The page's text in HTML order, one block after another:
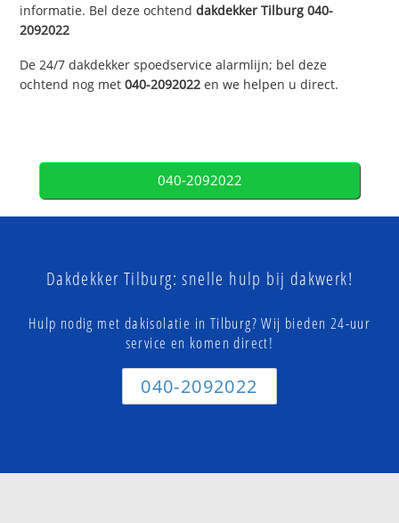
informatie. Bel deze ochtenddakdekkerTilburg 040-
2092022
De 24/7 dakdekker spoedservice alarmlijn; bel deze
ochtend nog met040-2092022 en we helpen u direct.
040-2092022
Dakdekker Tilburg: snelle hulp bij dakwerk!
Hulp nodig met dakisolatie in Tilburg? Wij bieden 24-uur
service en komen direct!
040-2092022